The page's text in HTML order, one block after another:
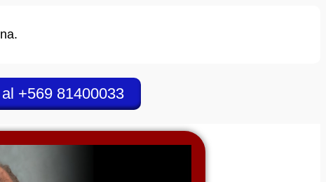
+569 81400033